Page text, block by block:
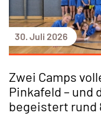
30. Juli 2026
Zwei Camps
Pinkafeld – und
begeistert rund